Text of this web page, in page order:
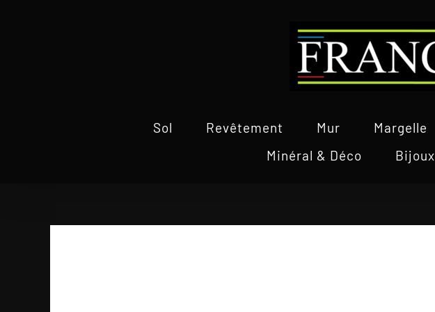
Sol Revêtement Mur Margelle
Minéral & Déco
Bijoux